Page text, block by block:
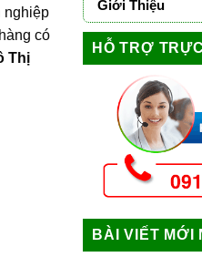
nghiệp
có
Thị
Giới Thiệu
HỖ TRỢ
BÀI VIẾT MỚI